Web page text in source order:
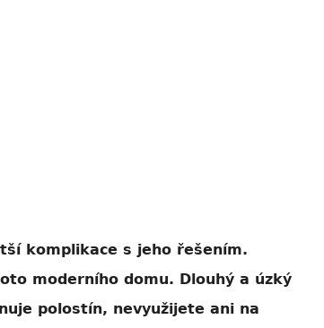
komplikace s jeho řešením.
moderního domu. Dlouhý a úzký
polostín, nevyužijete ani na